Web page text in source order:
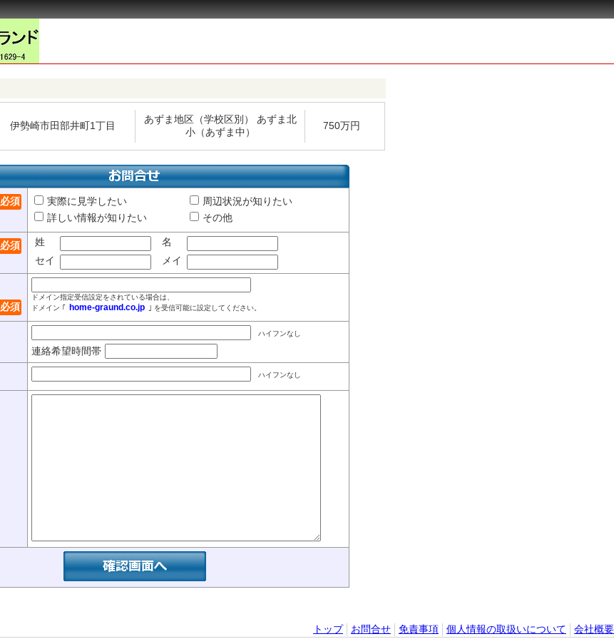
伊勢崎市田部井町1丁目
あずま地区（学校区別） あずま北
小（あずま中）
750万円
必須 実際に見学したい
周辺状況が知りたい
詳しい情報が知りたい
その他
必須 姓
名
セイ
メイ
必須
ドメイン指定受信設定をされている場合は、
ドメイン ｢
home-graund.co.jp ｣ を受信可能に設定してください。
ハイフンなし
連絡希望時間帯
ハイフンなし
会社概要
個人情報の取扱いについて
免責事項
お問合せ
トップ